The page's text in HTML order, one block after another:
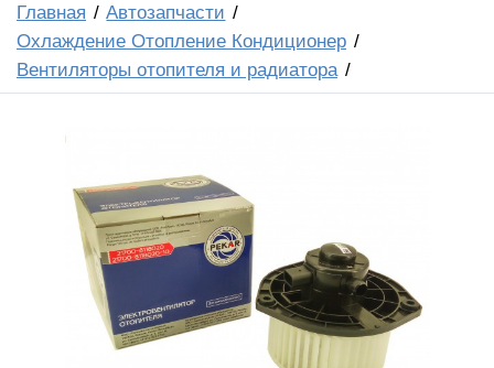
Главная
Автозапчасти
Охлаждение Отопление Кондиционер
Вентиляторы отопителя и радиатора